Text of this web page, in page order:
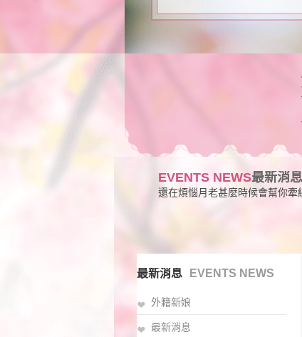
EVENTS NEWS最新消息
還在煩惱月老甚麼時候會幫你牽
最新消息 EVENTS NEWS
外籍新娘
最新消息